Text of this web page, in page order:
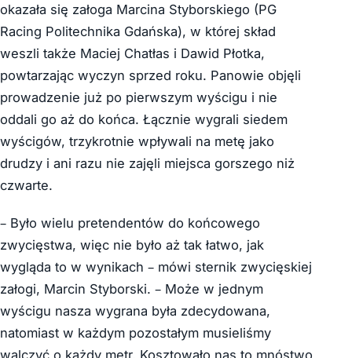
okazała się załoga Marcina Styborskiego (PG
Racing Politechnika Gdańska), w której skład
weszli także Maciej Chatłas i Dawid Płotka,
powtarzając wyczyn sprzed roku. Panowie objęli
prowadzenie już po pierwszym wyścigu i nie
oddali go aż do końca. Łącznie wygrali siedem
wyścigów, trzykrotnie wpływali na metę jako
drudzy i ani razu nie zajęli miejsca gorszego niż
czwarte.
– Było wielu pretendentów do końcowego
zwycięstwa, więc nie było aż tak łatwo, jak
wygląda to w wynikach – mówi sternik zwycięskiej
załogi, Marcin Styborski. – Może w jednym
wyścigu nasza wygrana była zdecydowana,
natomiast w każdym pozostałym musieliśmy